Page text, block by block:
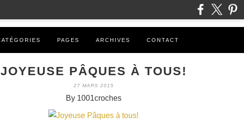
PAGES ARCHIVES CONTACT
JOYEUSE PÂQUES À TOUS!
27 MARS 2015
By 1001croches